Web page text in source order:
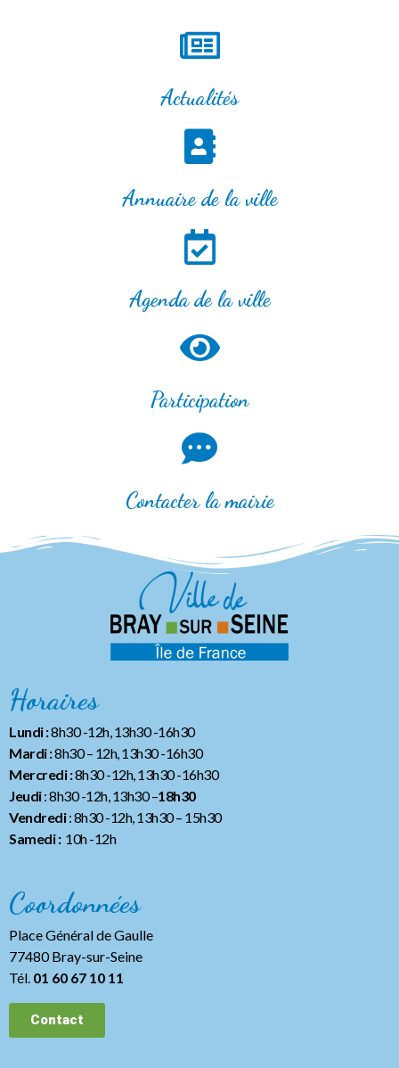
Actualités
Annuaire de la ville
Agenda de la ville
Participation
Contacter la mairie
Horaires
Lundi :8h30 -12h, 13h30 -16h30
Mardi :8h30 – 12h, 13h30 -16h30
Mercredi :8h30 -12h, 13h30 -16h30
Jeudi: 8h30 -12h, 13h30 –18h30
Vendredi: 8h30 -12h, 13h30– 15h30
Samedi :10h -12h
Coordonnées
Place Général de Gaulle
77480 Bray-sur-Seine
Tél. 01 60 67 10 11
Contact